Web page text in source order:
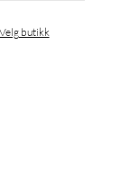
Velg butikk